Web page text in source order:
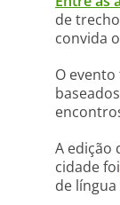
de
convida
O evento
A edição
cidade foi
de